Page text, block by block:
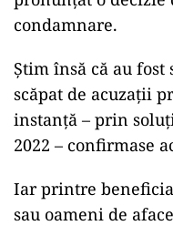
condamnare.
Știm însă că au
scăpat de acuzații
instanță – prin
2022 – confirmase
Iar printre
sau oameni de